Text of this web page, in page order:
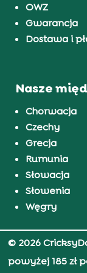
OWZ
Gwarancja
Dostawa i
Nasze
Chorwacja
Czechy
Grecja
Rumunia
Słowacja
Słowenia
Węgry
© 2026
powyżej 185 zł